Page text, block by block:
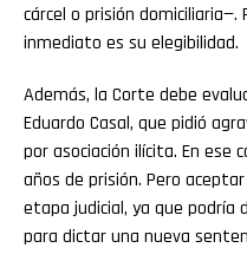
cárcel o prisión
inmediato es su elegibilidad.
Además, la Corte debe
Eduardo Casal, que pidió
por asociación ilícita. En ese
años de prisión. Pero
etapa judicial, ya que podría
para dictar una nueva